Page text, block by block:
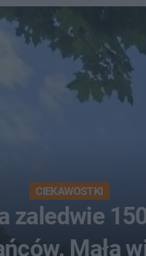
CIEKAWOSTKI
zaledwie
Mała